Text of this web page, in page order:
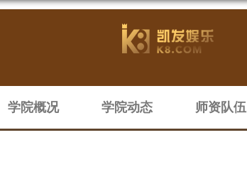
学院概况 学院动态 师资队伍